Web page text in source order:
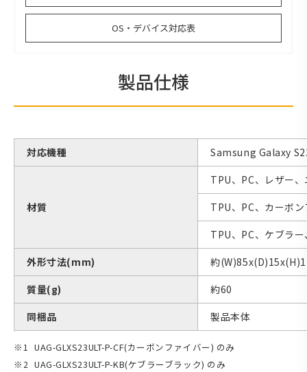
OS・デバイス対応表
製品仕様
対応機種 Samsung Galaxy
材質
TPU、PC、レザー
TPU、PC、カーボ
TPU、PC、ケブラ
外形寸法(mm)
約
質量(g)
約60
同梱品
製品本体
UAG-GLXS23ULT-P-CF(カーボンファイバー) のみ
UAG-GLXS23ULT-P-KB(ケブラーブラック) のみ